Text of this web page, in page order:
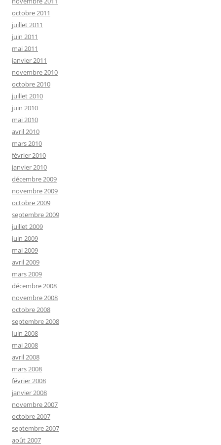
octobre 2011
juillet 2011
juin 2011
mai 2011
janvier 2011
novembre 2010
octobre 2010
juillet 2010
juin 2010
mai 2010
avril 2010
mars 2010
février 2010
janvier 2010
décembre 2009
novembre 2009
octobre 2009
septembre 2009
juillet 2009
juin 2009
mai 2009
avril 2009
mars 2009
décembre 2008
novembre 2008
octobre 2008
septembre 2008
juin 2008
mai 2008
avril 2008
mars 2008
février 2008
janvier 2008
novembre 2007
octobre 2007
septembre 2007
août 2007